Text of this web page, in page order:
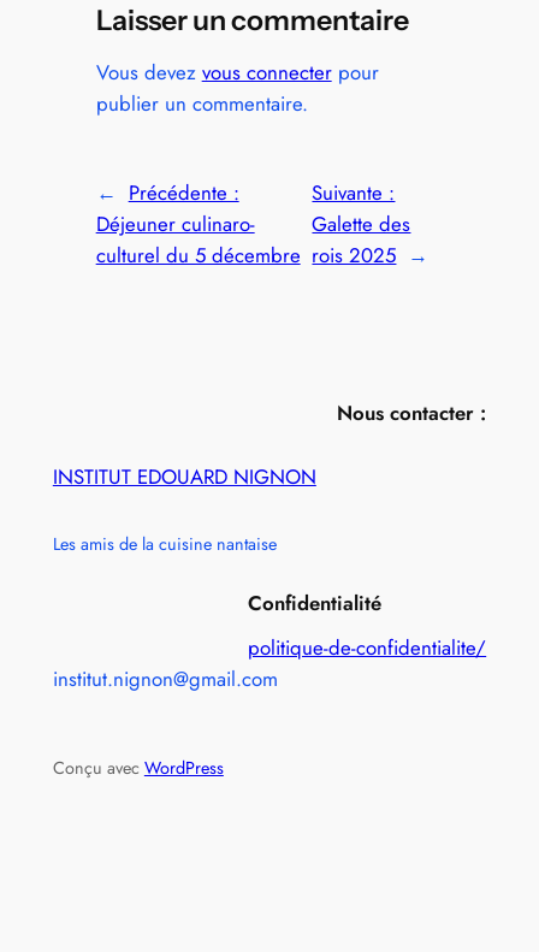
Laisser un commentaire
Vous devez vous connecterpour
publier un commentaire.
← Précédente :
Déjeuner culinaro-
culturel du 5 décembre
Suivante :
Galette des
rois 2025 →
Nous contacter :
INSTITUT EDOUARD NIGNON
Les amis de la cuisine nantaise
Confidentialité
politique-de-confidentialite/
institut.nignon@gmail.com
Conçu avec WordPress